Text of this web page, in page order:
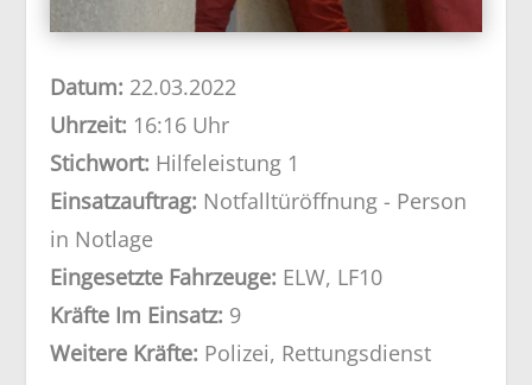
Datum: 22.03.2022
Uhrzeit: 16:16 Uhr
Stichwort: Hilfeleistung 1
Einsatzauftrag: Notfalltüröffnung - Person
in Notlage
Eingesetzte Fahrzeuge: ELW, LF10
Kräfte Im Einsatz: 9
Weitere Kräfte: Polizei, Rettungsdienst